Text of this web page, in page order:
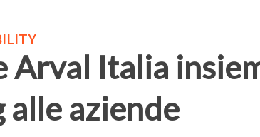
Arval Italia
alle aziende